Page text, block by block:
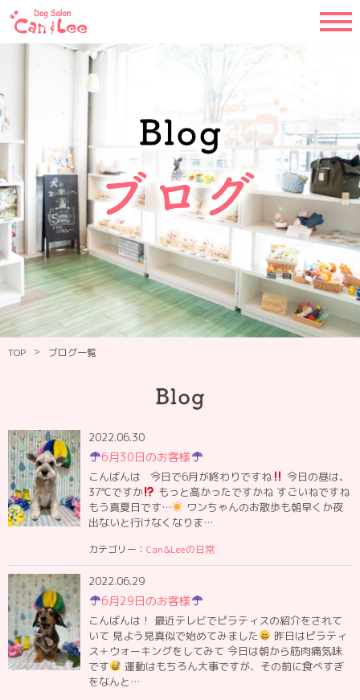
TOP > ブログ一覧
2022.06.30
6月30日のお客様
こんばんは 今日で6月が終わりですね
今日の昼は、
37℃ですか
もっと高かったですかね すごいねですね
もう真夏日です…
ワンちゃんのお散歩も朝早くか夜
出ないと行けなくなりま…
カテゴリー： Can&Leeの日常
2022.06.29
6月29日のお客様
こんばんは！ 最近テレビでピラティスの紹介をされて
いて 見よう見真似で始めてみました
昨日はピラティ
ス＋ウォーキングをしてみて 今日は朝から筋肉痛気味
です
運動はもちろん大事ですが、その前に食べすぎ
をなんと…